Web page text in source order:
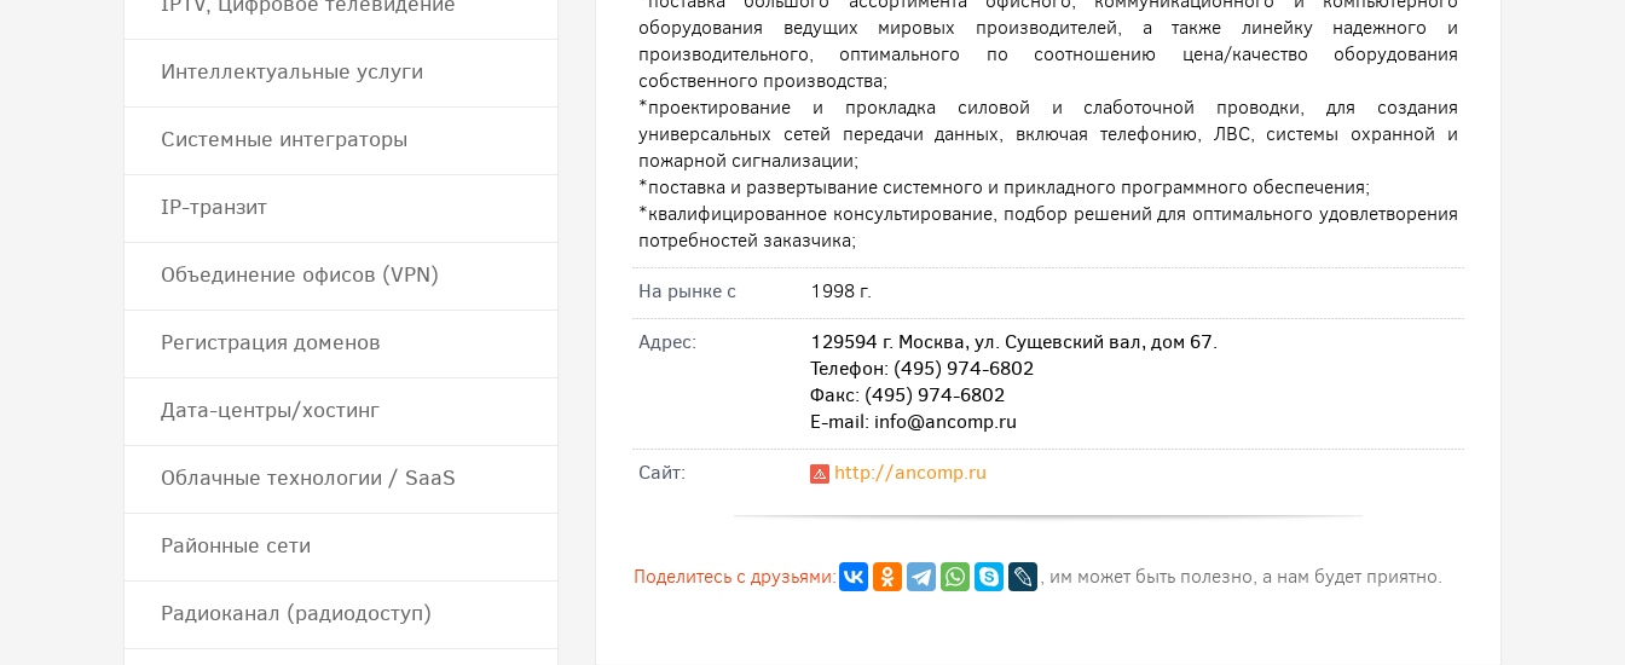
оборудования ведущих мировых производителей, а также линейку надежного и
производительного, оптимального по соотношению цена/качество оборудования
собственного производства;
*проектирование и прокладка силовой и слаботочной проводки, для создания
универсальных сетей передачи данных, включая телефонию, ЛВС, системы охранной и
пожарной сигнализации;
*поставка и развертывание системного и прикладного программного обеспечения;
*квалифицированное консультирование, подбор решений для оптимального удовлетворения
потребностей заказчика;
На рынке с
1998 г.
Адрес:
129594 г. Москва, ул. Сущевский вал, дом 67.
Телефон: (495) 974-6802
Факс: (495) 974-6802
E-mail: info@ancomp.ru
Cайт:
http://ancomp.ru
Поделитесь с друзьями: , им может быть полезно, а нам будет приятно.
Интеллектуальные услуги
Системные интеграторы
IP-транзит
Объединение офисов (VPN)
Регистрация доменов
Дата-центры/хостинг
Облачные технологии / SaaS
Районные сети
Радиоканал (радиодоступ)